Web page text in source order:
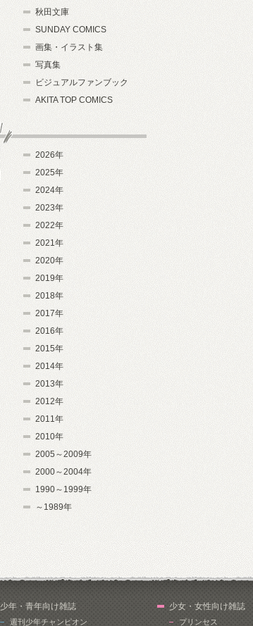
秋田文庫
SUNDAY COMICS
画集・イラスト集
写真集
ビジュアルファンブック
AKITA TOP COMICS
2026年
2025年
2024年
2023年
2022年
2021年
2020年
2019年
2018年
2017年
2016年
2015年
2014年
2013年
2012年
2011年
2010年
2005～2009年
2000～2004年
1990～1999年
～1989年
少年・青年向け雑誌
週刊少年チャンピオン
少女・女性向け雑誌
プリンセス